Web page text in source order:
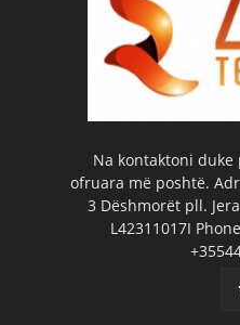
Na kontaktoni
ofruara më poshtë.
3 Dëshmorët pll.
L42311017I